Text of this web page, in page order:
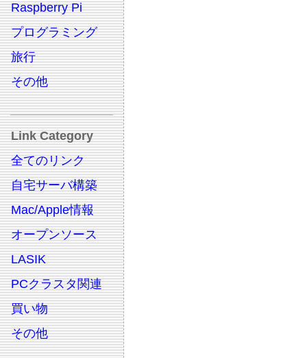
Raspberry Pi
プログラミング
旅行
その他
Link Category
全てのリンク
自宅サーバ構築
Mac/Apple情報
オープンソース
LASIK
PCクラスタ関連
買い物
その他